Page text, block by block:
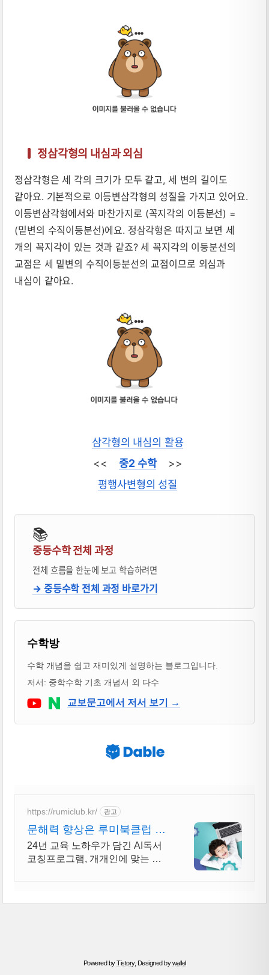
정삼각형의 내심과 외심
정삼각형은 세 각의 크기가 모두 같고, 세 변의 길이도
같아요. 기본적으로 이등변삼각형의 성질을 가지고 있어요.
이등변삼각형에서와 마찬가지로 (꼭지각의 이등분선) =
(밑변의 수직이등분선)에요. 정삼각형은 따지고 보면 세
개의 꼭지각이 있는 것과 같죠? 세 꼭지각의 이등분선의
교점은 세 밑변의 수직이등분선의 교점이므로 외심과
내심이 같아요.
삼각형의 내심의 활용
<< 중2 수학>>
평행사변형의 성질
📚
중등수학 전체 과정
전체 흐름을 한눈에 보고 학습하려면
→ 중등수학 전체 과정 바로가기
블로거 & 출판 교재 소개
수학방
수학 개념을 쉽고 재미있게 설명하는 블로그입니다.
저서: 중학수학 기초 개념서 외 다수
Youtube네이버 블로그
교보문고에서 저서 보기 →
https://rumiclub.kr/ 광고
문해력 향상은 루미북클럽 새
입시에 맞는 프로그램운영!
24년 교육 노하우가 담긴 AI독서
코칭프로그램, 개개인에 맞는 독
Powered byTistory, Designed bywallel